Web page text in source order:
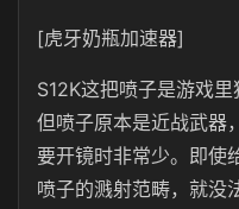
[虎牙奶瓶加速器]
S12K这把喷子是游戏里
但喷子原本是近战武器
要开镜时非常少。即使
喷子的溅射范畴，就没